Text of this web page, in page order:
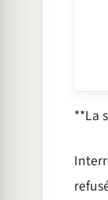
**La